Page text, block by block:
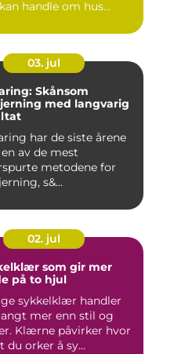
handle om hus...
03. jul
Skånsom
med langvarig
har de siste årene
av de mest
metodene for
s&...
02. jul
som gir mer
på to hjul
sykkelklær handler
mer enn stil og
Klærne påvirker hvor
du orker å sy...